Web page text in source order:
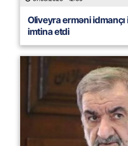
Oliveyra erməni
imtina etdi